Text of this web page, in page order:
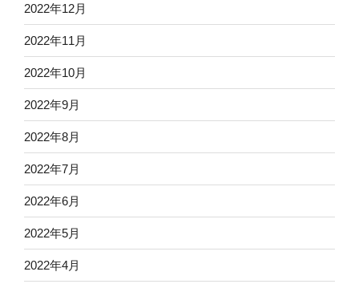
2022年12月
2022年11月
2022年10月
2022年9月
2022年8月
2022年7月
2022年6月
2022年5月
2022年4月